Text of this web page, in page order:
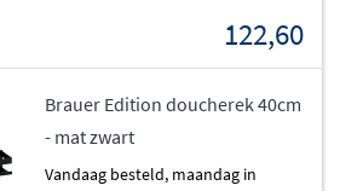
122,60
Brauer Edition doucherek 40cm
- mat zwart
vandaag besteld, maandag in